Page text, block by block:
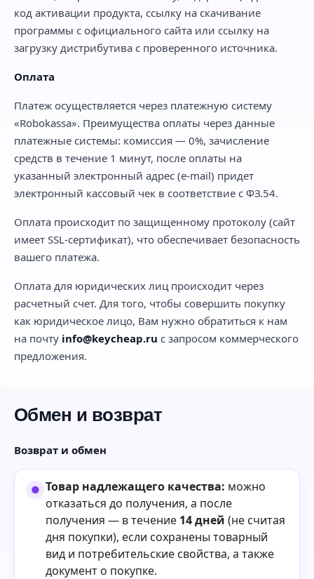
код активации продукта, ссылку на скачивание
программы с официального сайта или ссылку на
загрузку дистрибутива с проверенного источника.
Оплата
Платеж осуществляется через платежную систему
«Robokassa». Преимущества оплаты через данные
платежные системы: комиссия — 0%, зачисление
средств в течение 1 минут, после оплаты на
указанный электронный адрес (e-mail) придет
электронный кассовый чек в соответствие с ФЗ.54.
Оплата происходит по защищенному протоколу (сайт
имеет SSL-сертификат), что обеспечивает безопасность
вашего платежа.
Оплата для юридических лиц происходит через
расчетный счет. Для того, чтобы совершить покупку
как юридическое лицо, Вам нужно обратиться к нам
на почту info@keycheap.ru с запросом коммерческого
предложения.
Обмен и возврат
Возврат и обмен
Товар надлежащего качества: можно
отказаться до получения, а после
получения — в течение 14 дней (не считая
дня покупки), если сохранены товарный
вид и потребительские свойства, а также
документ о покупке.